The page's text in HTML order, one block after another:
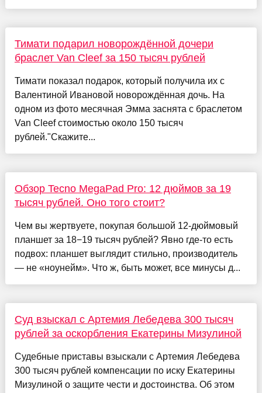
Тимати подарил новорождённой дочери
браслет Van Cleef за 150 тысяч рублей
Тимати показал подарок, который получила их с
Валентиной Ивановой новорождённая дочь. На
одном из фото месячная Эмма заснята с браслетом
Van Cleef стоимостью около 150 тысяч
рублей."Скажите...
Обзор Tecno MegaPad Pro: 12 дюймов за 19
тысяч рублей. Оно того стоит?
Чем вы жертвуете, покупая большой 12-дюймовый
планшет за 18−19 тысяч рублей? Явно где-то есть
подвох: планшет выглядит стильно, производитель
— не «ноунейм». Что ж, быть может, все минусы д...
Суд взыскал с Артемия Лебедева 300 тысяч
рублей за оскорбления Екатерины Мизулиной
Судебные приставы взыскали с Артемия Лебедева
300 тысяч рублей компенсации по иску Екатерины
Мизулиной о защите чести и достоинства. Об этом